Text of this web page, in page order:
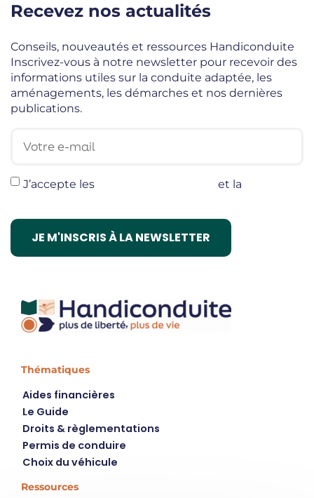
Recevez nos actualités
Conseils, nouveautés et ressources Handiconduite
Inscrivez-vous à notre newsletter pour recevoir des
informations utiles sur la conduite adaptée, les
aménagements, les démarches et nos dernières
publications.
J’accepte les et la
Thématiques
Aides financières
Le Guide
Droits & règlementations
Permis de conduire
Choix du véhicule
Ressources